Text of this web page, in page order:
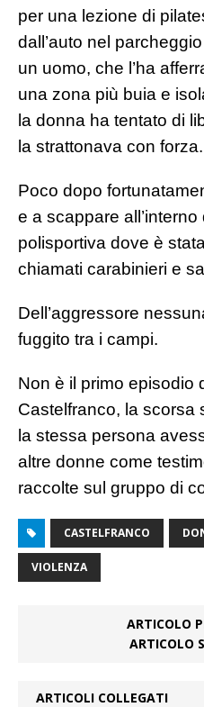
per una lezione di
dall’auto nel
un uomo, che l’ha
una zona più buia e
la donna ha tentato di
la strattonava con forza.
Poco dopo
e a scappare
polisportiva dove è
chiamati carabinieri e
Dell’aggressore
fuggito tra i campi.
Non è il primo episodio
Castelfranco, la scorsa
la stessa persona
altre donne come
raccolte sul gruppo di
CASTELFRANCO
VIOLENZA
ARTICOLO
ARTICOLO
ARTICOLI COLLEGATI